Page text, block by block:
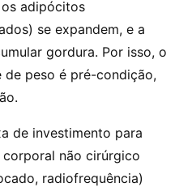
adipócitos
se expandem, e a
gordura. Por isso, o
peso é pré-condição,
de investimento para
não cirúrgico
radiofrequência)